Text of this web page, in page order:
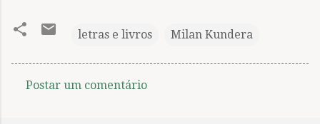
letras e livros Milan Kundera
Postar um comentário